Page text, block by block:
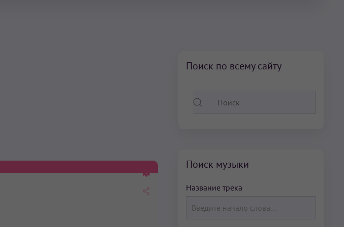
Поиск по всему сайту
Поиск музыки
Название трека